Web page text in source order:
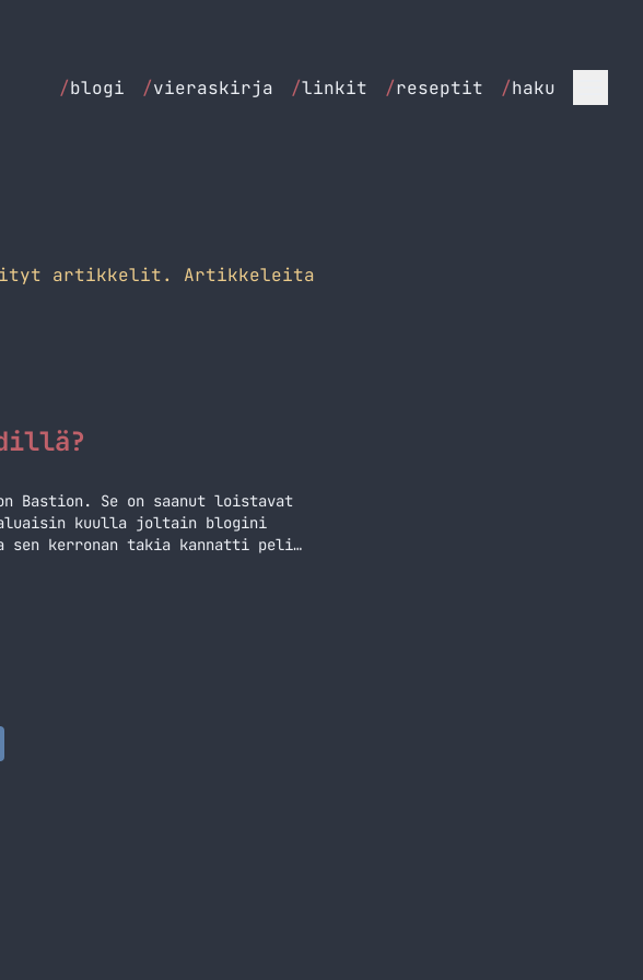
/blogi /vieraskirja /linkit /reseptit /haku
artikkelit. Artikkeleita
Bastion. Se on saanut loistavat
kuulla joltain blogini
kerronan takia kannatti peli
itse kullekkin. Toivottavasti